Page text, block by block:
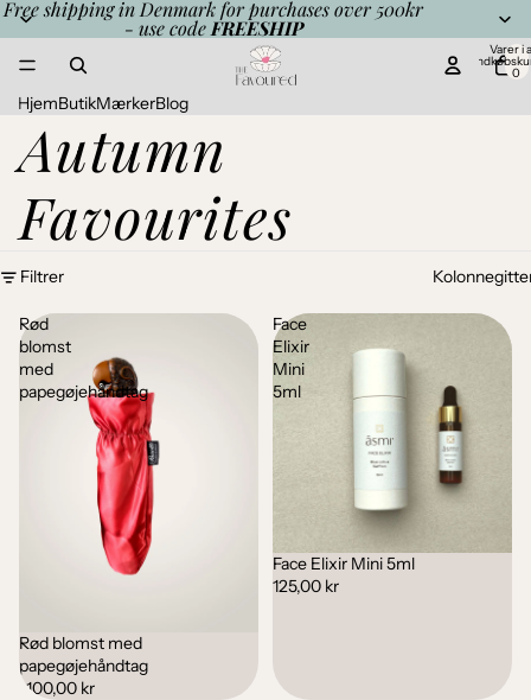
Free shipping in Denmark for purchases over 500kr
- use code FREESHIP
Varer i
0
HjemButikMærkerBlog
Autumn
Favourites
Filtrer
Rød
blomst
med
papegøjehåndtag
Rød blomst med
papegøjehåndtag
1.100,00 kr
Face
Elixir
Mini
5ml
Face Elixir Mini 5ml
125,00 kr